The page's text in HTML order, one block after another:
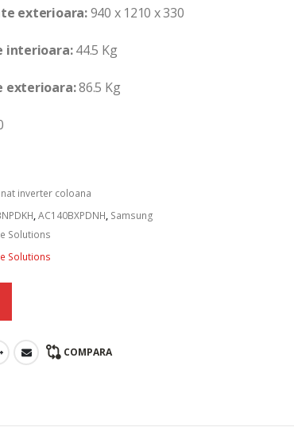
exterioara:940 x 1210 x 330
interioara:44.5 Kg
exterioara:86.5 Kg
inverter coloana
,AC140BXPDNH, Samsung
Solutions
Solutions
COMPARA